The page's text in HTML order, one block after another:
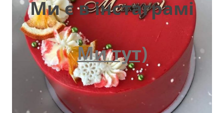
Ми є в інстаграмі
Ми тут)